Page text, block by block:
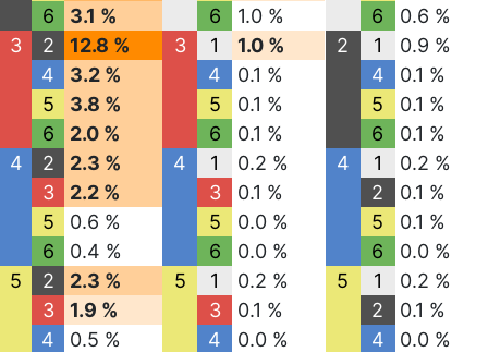
6
3.1 %
3
2
12.8 %
4
3.2 %
5
3.8 %
6
2.0 %
4
2
2.3 %
3
2.2 %
5
0.6 %
6
0.4 %
5
2
2.3 %
3
1.9 %
4
0.5 %
6
1.0 %
3
1
1.0 %
4
0.1 %
5
0.1 %
6
0.1 %
4
1
0.2 %
3
0.1 %
5
0.0 %
6
0.0 %
5
1
0.2 %
3
0.1 %
4
0.0 %
6
0.6 %
2
1
0.9 %
4
0.1 %
5
0.1 %
6
0.1 %
4
1
0.2 %
2
0.1 %
5
0.1 %
6
0.0 %
5
1
0.2 %
2
0.1 %
4
0.0 %